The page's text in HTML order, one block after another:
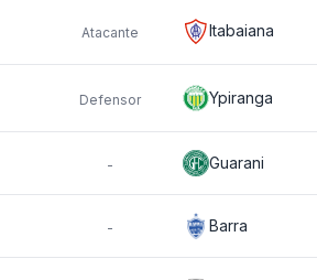
Atacante Itabaiana
Defensor Ypiranga
- Guarani
- Barra